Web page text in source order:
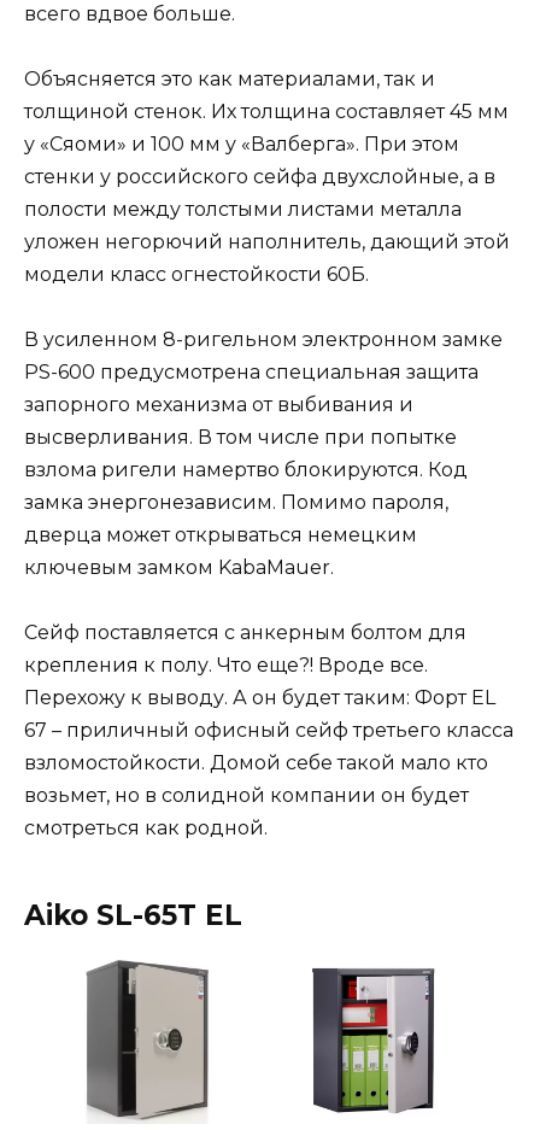
всего вдвое больше.
Объясняется это как материалами, так и
толщиной стенок. Их толщина составляет 45 мм
у «Сяоми» и 100 мм у «Валберга». При этом
стенки у российского сейфа двухслойные, а в
полости между толстыми листами металла
уложен негорючий наполнитель, дающий этой
модели класс огнестойкости 60Б.
В усиленном 8-ригельном электронном замке
PS-600 предусмотрена специальная защита
запорного механизма от выбивания и
высверливания. В том числе при попытке
взлома ригели намертво блокируются. Код
замка энергонезависим. Помимо пароля,
дверца может открываться немецким
ключевым замком KabaMauer.
Сейф поставляется с анкерным болтом для
крепления к полу. Что еще?! Вроде все.
Перехожу к выводу. А он будет таким: Форт EL
67 – приличный офисный сейф третьего класса
взломостойкости. Домой себе такой мало кто
возьмет, но в солидной компании он будет
смотреться как родной.
Aiko SL-65T EL